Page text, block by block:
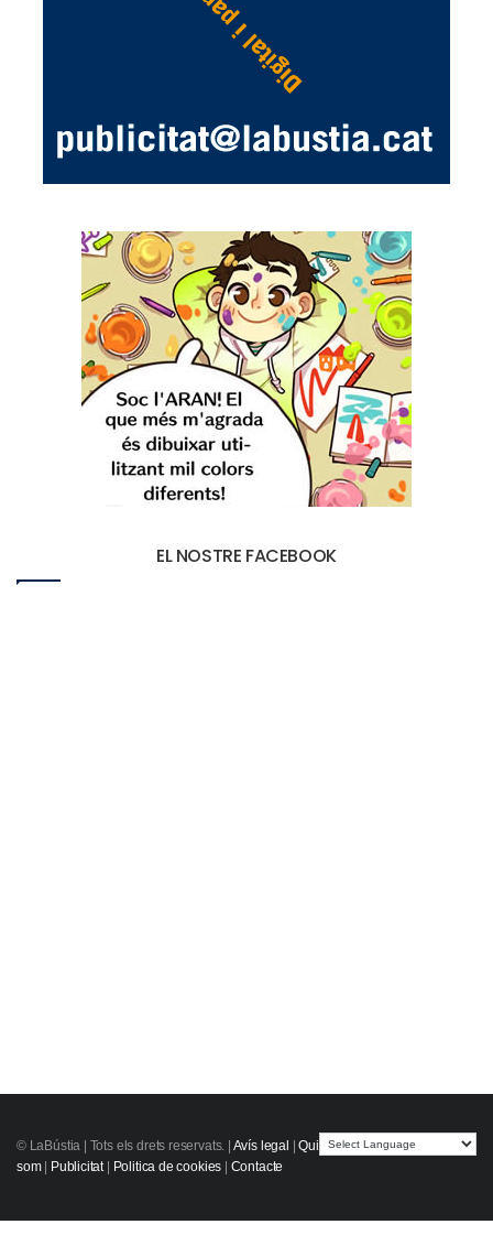
EL NOSTRE FACEBOOK
© LaBústia | Tots els drets reservats. Avís legal |Qui
som| Publicitat| Politica de cookies Contacte